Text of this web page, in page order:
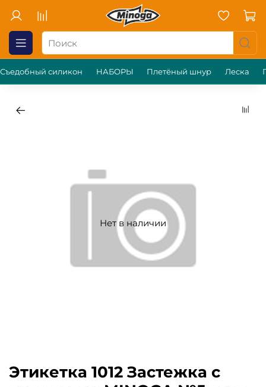
Съедобный силикон НАБОРЫ Плетёный шнур Леска
Нет в наличии
Этикетка 1012 Застежка с